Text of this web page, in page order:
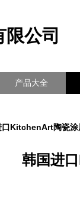
公司
产品大全
口KitchenArt陶瓷涂
韩国进